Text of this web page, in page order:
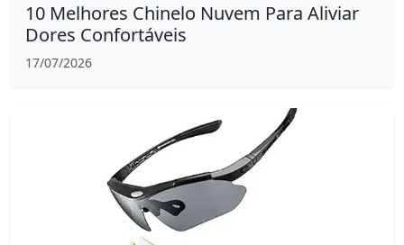
10 Melhores Chinelo Nuvem Para Aliviar
Dores Confortáveis
17/07/2026